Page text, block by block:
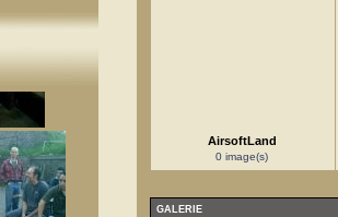
AirsoftLand
0 image(s)
GALERIE